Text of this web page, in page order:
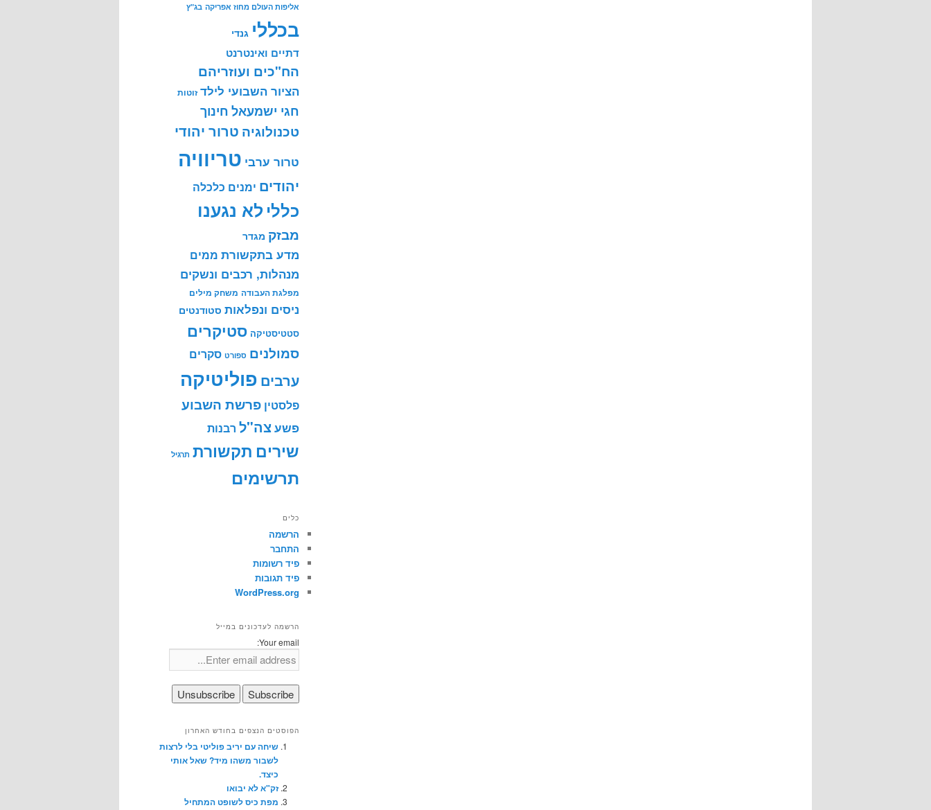
אליפות העולם מחוז אפריקה בג"ץ
בכללי גנדי
דתיים ואינטרנט
הח"כים ועוזריהם
הציור השבועי לילד זוטות
חגי ישמעאל חינוך
טכנולוגיה טרור יהודי
טרור ערבי טריוויה
יהודים ימנים כלכלה
כללי לא נגענו
מבזק מגדר
מדע בתקשורת ממים
מנהלות, רכבים ונשקים
מפלגת העבודה משחק מילים
ניסים ונפלאות סטודנטים
סטטיסטיקה סטיקרים
סמולנים ספורט סקרים
ערבים פוליטיקה
פלסטין פרשת השבוע
פשעצה"ל רבנות
שירים תקשורת תרגיל
תרשימים
כלים
הרשמה
התחבר
פיד רשומות
פיד תגובות
WordPress.org
הרשמה לעדכונים במייל
Your email:
הפוסטים הנצפים בחודש האחרון
שיחה עם יריב פוליטי בלי לרצות
לשבור משהו מיד? שאל אותי
כיצד.
זק"א לא יבואו
מפת כיס לשופט המתחיל